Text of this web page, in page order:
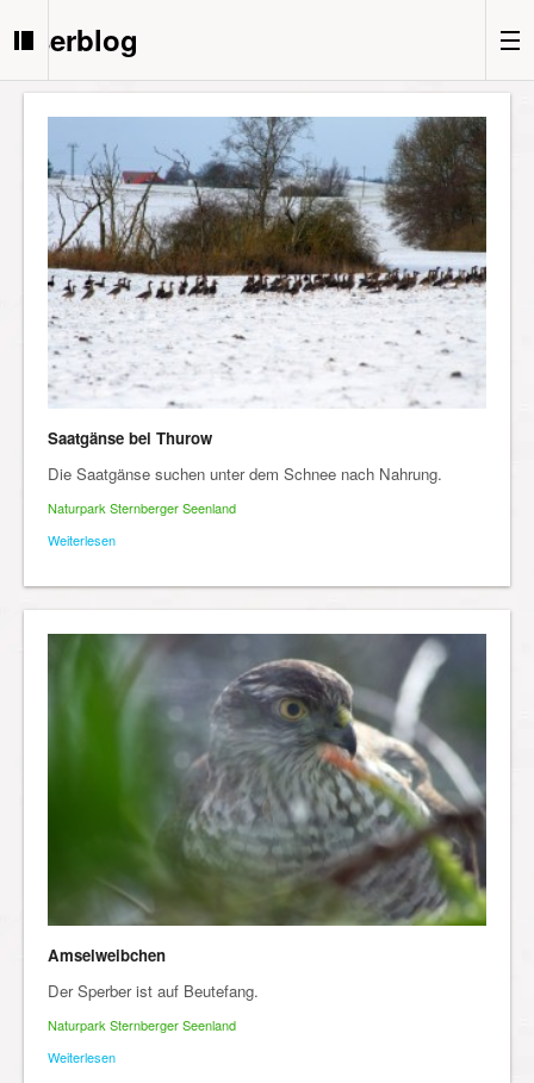
Userblog
Saatgänse bei Thurow
Die Saatgänse suchen unter dem Schnee nach Nahrung.
Naturpark Sternberger Seenland
Weiterlesen
Amselweibchen
Der Sperber ist auf Beutefang.
Naturpark Sternberger Seenland
Weiterlesen